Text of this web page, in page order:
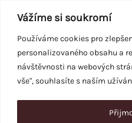
Vážíme si soukromí
Používáme cookies pro
personalizovaného obsahu a
návštěvnosti na webových
vše", souhlasíte s naším
obsah
REZERVACE